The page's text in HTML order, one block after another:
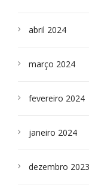
abril 2024
março 2024
fevereiro 2024
janeiro 2024
dezembro 2023